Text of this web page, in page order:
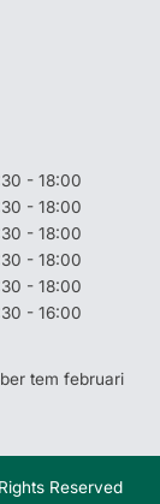
- 18:00
- 18:00
- 18:00
- 18:00
- 18:00
- 16:00
tem februari
Reserved